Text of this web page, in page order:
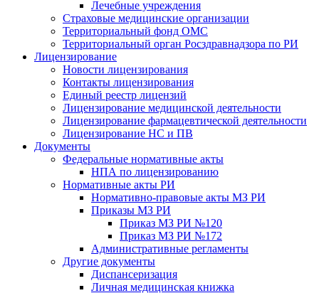
Лечебные учреждения
Страховые медицинские организации
Территориальный фонд ОМС
Территориальный орган Росздравнадзора по РИ
Лицензирование
Новости лицензирования
Контакты лицензирования
Единый реестр лицензий
Лицензирование медицинской деятельности
Лицензирование фармацевтической деятельности
Лицензирование НС и ПВ
Документы
Федеральные нормативные акты
НПА по лицензированию
Нормативные акты РИ
Нормативно-правовые акты МЗ РИ
Приказы МЗ РИ
Приказ МЗ РИ №120
Приказ МЗ РИ №172
Административные регламенты
Другие документы
Диспансеризация
Личная медицинская книжка